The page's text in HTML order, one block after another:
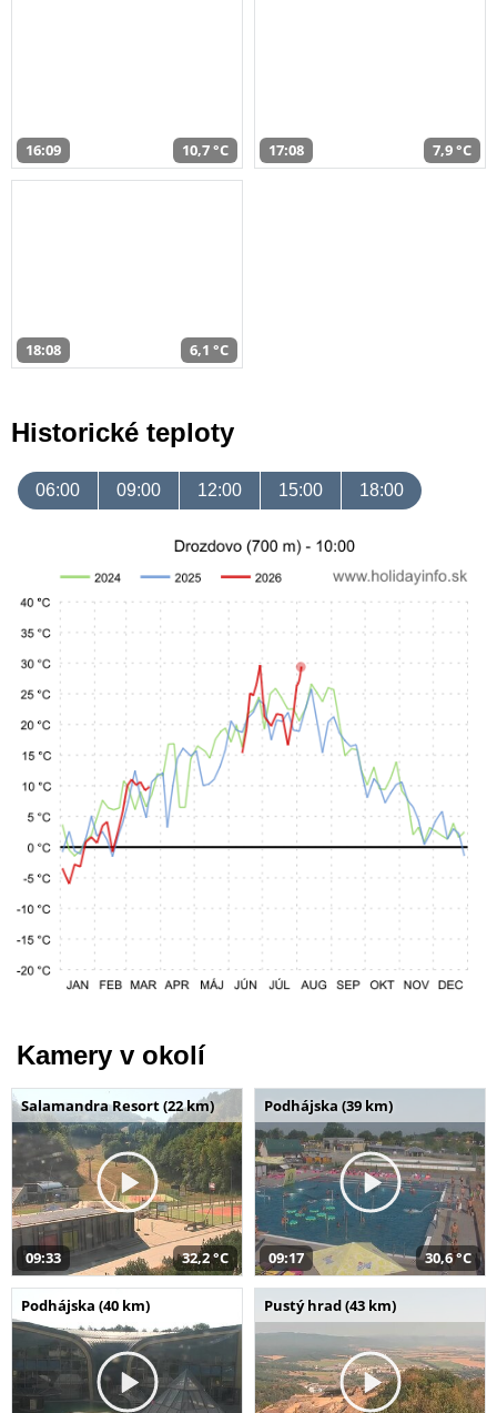
16:09 10,7 °C 17:08 7,9 °C
18:08 6,1 °C
Historické teploty
06:00 09:00 12:00 15:00 18:00
Kamery v okolí
Salamandra Resort (22 km)
09:33 32,2 °C
Podhájska (39 km)
09:17 30,6 °C
Podhájska (40 km) Pustý hrad (43 km)